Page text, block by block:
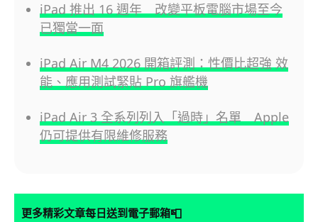
iPad 推出 16 週年 改變平板電腦市場至今
已獨當一面
iPad Air M4 2026 開箱評測：性價比超強 效
能、應用測試緊貼 Pro 旗艦機
iPad Air 3 全系列列入「過時」名單 Apple
仍可提供有限維修服務
更多精彩文章每日送到電子郵箱📮